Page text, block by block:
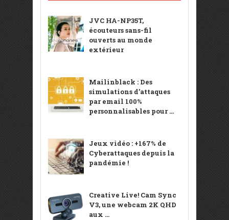
JVC HA-NP35T,
écouteurs sans-fil
ouverts au monde
extérieur
Mailinblack : Des
simulations d’attaques
par email 100%
personnalisables pour ...
Jeux vidéo : +167% de
Cyberattaques depuis la
pandémie !
Creative Live! Cam Sync
V3, une webcam 2K QHD
aux ...